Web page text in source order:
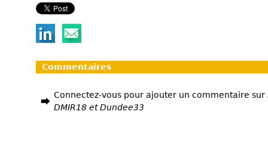
Commentaires
Connectez-vous pour ajouter un commentaire sur
DMIR18 et Dundee33